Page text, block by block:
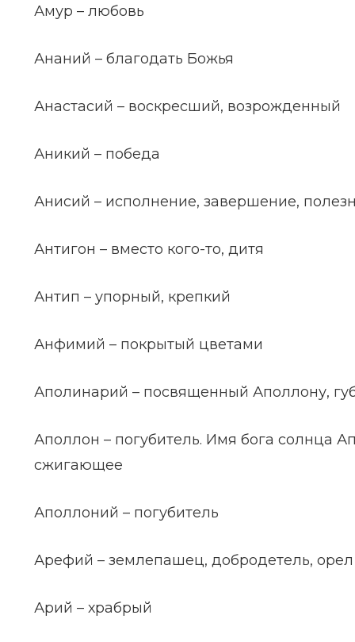
Амур – любовь
Ананий – благодать Божья
Анастасий – воскресший, возрожденный
Аникий – победа
Анисий – исполнение, завершение,
Антигон – вместо кого-то, дитя
Антип – упорный, крепкий
Анфимий – покрытый цветами
Аполинарий – посвященный Аполлону,
Аполлон – погубитель. Имя бога солнца
сжигающее
Аполлоний – погубитель
Арефий – землепашец, добродетель, орел
Арий – храбрый